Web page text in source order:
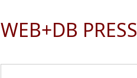
WEB+DB